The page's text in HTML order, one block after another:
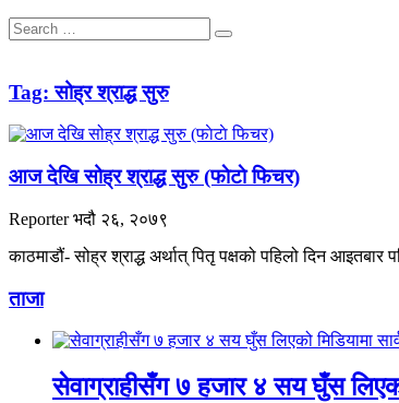
Tag:सोह्र श्राद्ध सुरु
आज देखि सोह्र श्राद्ध सुरु (फाेटाे फिचर)
Reporterभदौ २६, २०७९
काठमाडौं- सोह्र श्राद्ध अर्थात् पितृ पक्षको पहिलो दिन
ताजा
सेवाग्राहीसँग ७ हजार ४ सय घुँस